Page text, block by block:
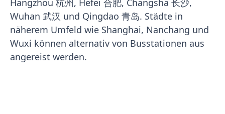
Hangzhou 杭州, Hefei 合肥, Changsha 长沙,
Wuhan 武汉 und Qingdao 青岛. Städte in
näherem Umfeld wie Shanghai, Nanchang und
Wuxi können alternativ von Busstationen aus
angereist werden.